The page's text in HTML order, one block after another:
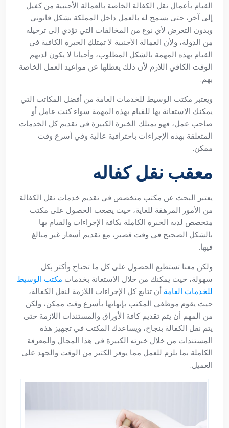
القيام بأعمال نقل الكفالة الخاصة بالعمالة الأجنبية من كفيل
إلى آخر، حتى يسمح له بالعمل داخل المملكة بشكل قانوني
وبدون التعرض لأي نوع من المخالفات التي تؤدي إلى ترحيله
من الدولة، ولأن العمالة الأجنبية لا تمتلك الخبرة الكافية في
القيام بهذه المهمة بالشكل المطلوب، وأحيانا لا يكون لديهم
الوقت الكافي اللازم لأن ذلك يعطلها عن مواعيد العمل الخاصة
بهم.
ويعتبر مكتب الوسيط للخدمات العامة من أفضل المكاتب التي
يمكنك الاستعانة بها للقيام بهذه المهمة سواء كنت عامل أو
صاحب عمل، فهو يمتلك الخبرة الكبيرة في تقديم كل الخدمات
المتعلقة بهذه الإجراءات باحترافية عالية وفي أسرع وقت
ممكن.
معقب نقل كفاله
يعتبر البحث عن مكتب متخصص في تقديم خدمات نقل الكفالة
من الأمور المرهقة للغاية، حيث يصعب الحصول على مكتب
متخصص لديه الخبرة الكاملة بكافة الإجراءات والقيام بها
بالشكل الصحيح في وقت قصير، مع تقديم أسعار غير مبالغ
فيها.
ولكن معنا تستطيع الحصول على كل ما تحتاج وأكثر بكل
سهولة، حيث يمكنك من خلال الاستعانة بخدمات مكتب الوسيط
للخدمات العامة أن تتابع كل الإجراءات اللازمة لنقل الكفالة،
حيث يقوم موظفي المكتب بإنهائها بأسرع وقت ممكن، ولكن
من المهم أن يتم تقديم كافة الأوراق والمستندات اللازمة حتى
يتم نقل الكفالة بنجاح، ويساعدك المكتب في تجهيز هذه
المستندات من خلال خبرته الكبيرة في هذا المجال والمعرفة
الكاملة بما يلزم للعمل مما يوفر الكثير من الوقت والجهد على
العميل.